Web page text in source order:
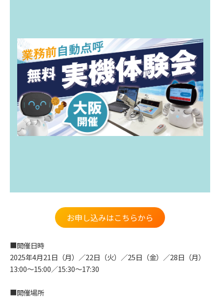
お申し込みはこちらから
■開催日時
2025年4月21日（月）／22日（火）／25日（金）／28日（月）
13:00～15:00／15:30～17:30
■開催場所